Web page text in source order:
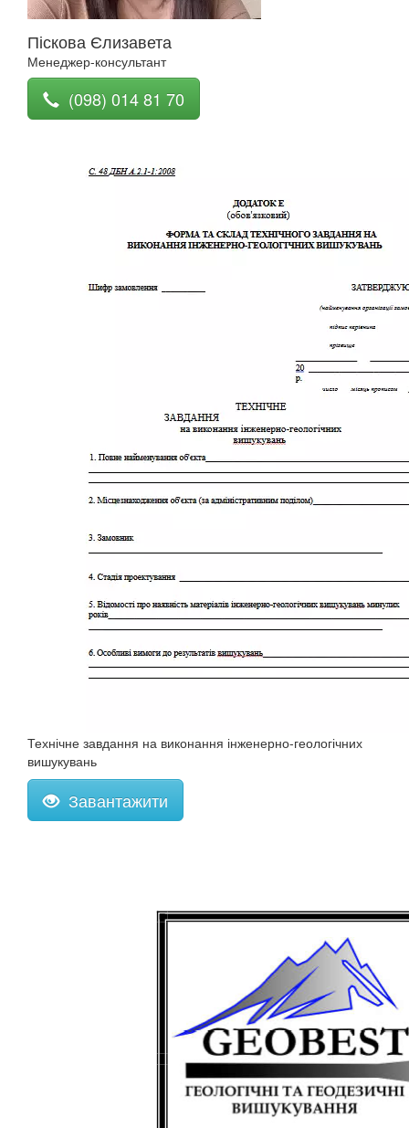
Піскова Єлизавета
Менеджер-консультант
(098) 014 81 70
Технічне завдання на виконання інженерно-геологічних
вишукувань
Завантажити